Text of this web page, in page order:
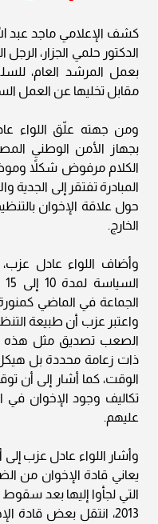
كشف الإعلامي ماجد عبد
الدكتور حلمي الجزار، الرجل
بعمل المرشد العام،
مقابل تخليها عن العمل
ومن جهته علّق اللواء
بجهاز الأمن الوطني
الكلام مرفوض شكلاً
المبادرة تفتقر إلى الجدية
حول علاقة الإخوان
الخارج.
وأضاف اللواء عادل عزب،
الجماعة في الماضي
واعتبر عزب أن طبيعة
الصعب تصديق مثل هذه
ذات زعامة محددة بل
الوقت، كما أشار إلى أن
تكاليف وجود الإخوان
عليهم.
وأشار اللواء عادل عزب
يعاني قادة الإخوان من
2013، انتقل بعض قادة